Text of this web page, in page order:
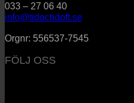
033 – 27 06 40
info@tidochdoft.se
Orgnr: 556537-7545
FÖLJ OSS